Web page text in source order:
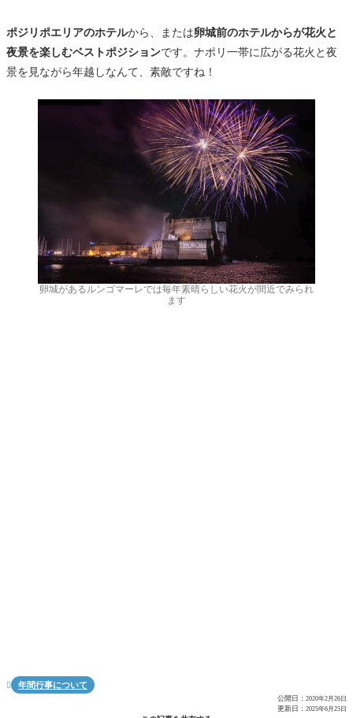
ポジリポエリアのホテルから、または卵城前のホテルからが花火と
夜景を楽しむベストポジションです。ナポリ一帯に広がる花火と夜
景を見ながら年越しなんて、素敵ですね！
卵城があるルンゴマーレでは毎年素晴らしい花火が間近でみられ
ます
 年間行事について
公開日： 2020年2月26日
更新日： 2025年6月25日